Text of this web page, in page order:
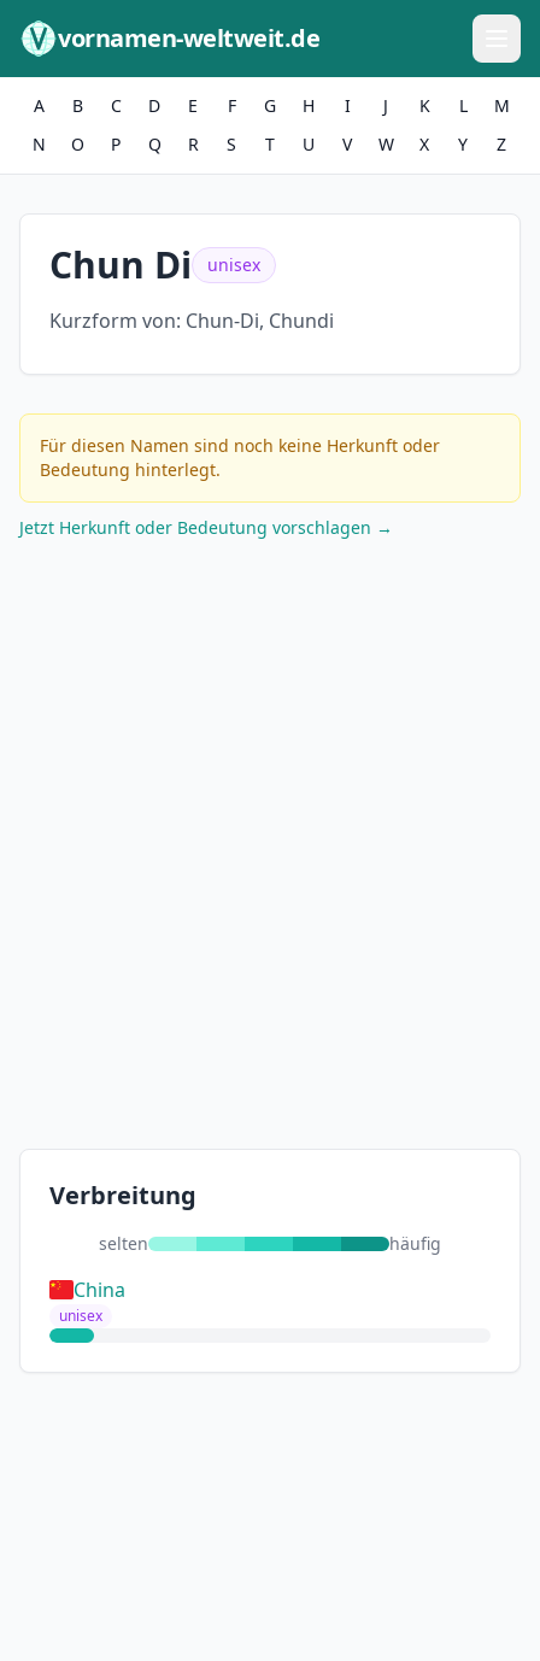
vornamen-weltweit.de
A B C D E F G H I J K L
M
N
O P Q R S T U V W X Y Z
Chun Di unisex
Kurzform von: Chun-Di, Chundi
Für diesen Namen sind noch keine Herkunft oder
Bedeutung hinterlegt.
Jetzt Herkunft oder Bedeutung vorschlagen →
Verbreitung
selten häufig
China
unisex